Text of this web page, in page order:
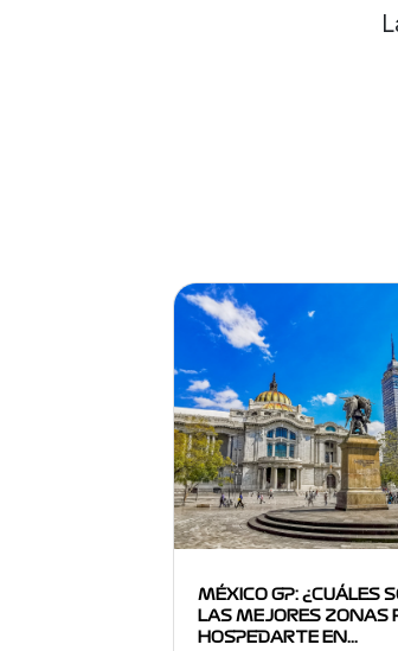
MÉXICO GP: ¿CUÁLES
LAS MEJORES ZONAS
HOSPEDARTE EN…